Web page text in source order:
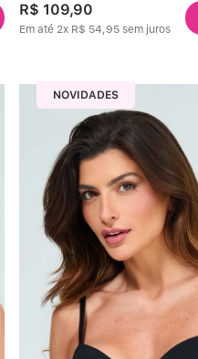
R$ 109,90
Em até 2x R$ 54,95sem juros
NOVIDADES